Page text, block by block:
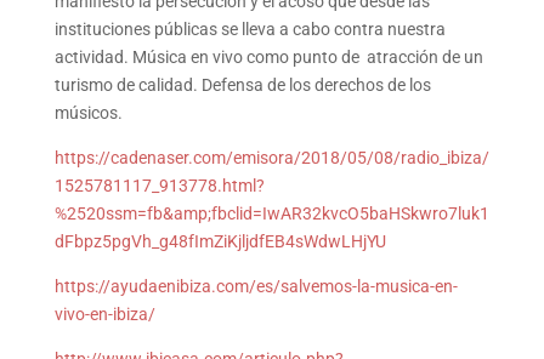
instituciones públicas se lleva a cabo contra nuestra
actividad. Música en vivo como punto de atracción de un
turismo de calidad. Defensa de los derechos de los
músicos.
https://cadenaser.com/emisora/2018/05/08/radio_ibiza/
1525781117_913778.html?
%2520ssm=fb&amp;fbclid=IwAR32kvcO5baHSkwro7luk1
dFbpz5pgVh_g48fImZiKjljdfEB4sWdwLHjYU
https://ayudaenibiza.com/es/salvemos-la-musica-en-
vivo-en-ibiza/